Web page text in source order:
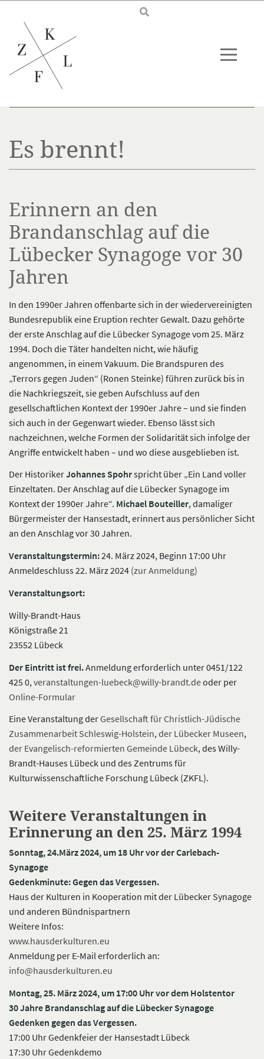
Es brennt!
Erinnern an den
Brandanschlag auf die
Lübecker Synagoge vor 30
Jahren
In den 1990er Jahren offenbarte sich in der wiedervereinigten
Bundesrepublik eine Eruption rechter Gewalt. Dazu gehörte
der erste Anschlag auf die Lübecker Synagoge vom 25. März
1994. Doch die Täter handelten nicht, wie häufig
angenommen, in einem Vakuum. Die Brandspuren des
„Terrors gegen Juden“ (Ronen Steinke) führen zurück bis in
die Nachkriegszeit, sie geben Aufschluss auf den
gesellschaftlichen Kontext der 1990er Jahre – und sie finden
sich auch in der Gegenwart wieder. Ebenso lässt sich
nachzeichnen, welche Formen der Solidarität sich infolge der
Angriffe entwickelt haben – und wo diese ausgeblieben ist.
Der HistorikerJohannes Spohrspricht über „Ein Land voller
Einzeltaten. Der Anschlag auf die Lübecker Synagoge im
Kontext der 1990er Jahre“. Michael Bouteiller, damaliger
Bürgermeister der Hansestadt, erinnert aus persönlicher Sicht
an den Anschlag vor 30 Jahren.
Veranstaltungstermin:24. März 2024, Beginn 17:00 Uhr
Anmeldeschluss 22. März 2024 (zur Anmeldung)
Veranstaltungsort:
Willy-Brandt-Haus
Königstraße 21
23552 Lübeck
Der Eintritt ist frei.Anmeldung erforderlich unter 0451/122
425 0, veranstaltungen-luebeck@willy-brandt.deoder per
Online-Formular
Eine Veranstaltung derGesellschaft für Christlich-Jüdische
Zusammenarbeit Schleswig-Holstein,der Lübecker Museen,
der Evangelisch-reformierten Gemeinde Lübeck, des Willy-
Brandt-Hauses Lübeck und des Zentrums für
Kulturwissenschaftliche Forschung Lübeck (ZKFL).
Weitere Veranstaltungen in
Erinnerung an den 25. März 1994
Sonntag, 24.März 2024, um 18 Uhr vor der Carlebach-
Synagoge
Gedenkminute: Gegen das Vergessen.
Haus der Kulturen in Kooperation mit der Lübecker Synagoge
und anderen Bündnispartnern
Weitere Infos:
www.hausderkulturen.eu
Anmeldung per E-Mail erforderlich an:
info@hausderkulturen.eu
Montag, 25. März 2024, um 17:00 Uhr vor dem Holstentor
30 Jahre Brandanschlag auf die Lübecker Synagoge
Gedenken gegen das Vergessen.
17:00 Uhr Gedenkfeier der Hansestadt Lübeck
17:30 Uhr Gedenkdemo